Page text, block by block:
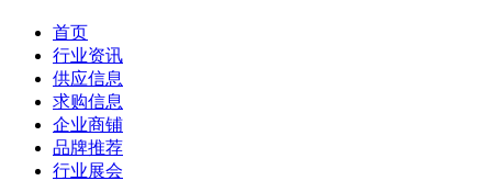
首页
行业资讯
供应信息
求购信息
企业商铺
品牌推荐
行业展会